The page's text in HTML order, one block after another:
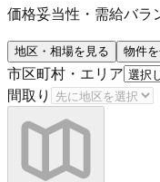
価格妥当性・需給バラ
地区・相場を見る 物件
市区町村・エリア
間取り